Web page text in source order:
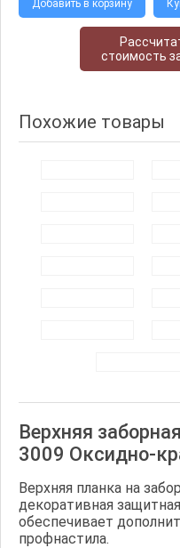
Добавить в корзину
стоимость
Похожие товары
Верхняя
3009 Оксидно-
Верхняя планка на
декоративная
обеспечивает
профнастила.